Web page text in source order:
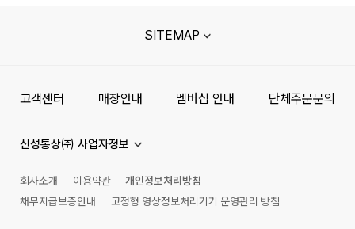
SITEMAP
고객센터 매장안내 멤버십 안내 단체주문문의
신성통상㈜ 사업자정보
회사소개 이용약관
개인정보처리방침
채무지급보증안내
고정형 영상정보처리기기 운영관리 방침